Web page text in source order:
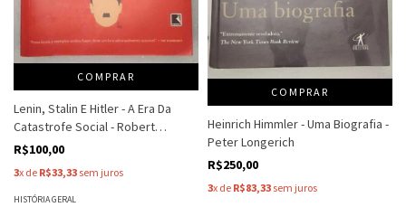
COMPRAR
Lenin, Stalin E Hitler - A Era Da
Catastrofe Social - Robert
Gellately
R$100,00
3x de R$33,33 sem juros
HISTÓRIA GERAL
COMPRAR
Heinrich Himmler - Uma Biografia -
Peter Longerich
R$250,00
3x de R$83,33 sem juros